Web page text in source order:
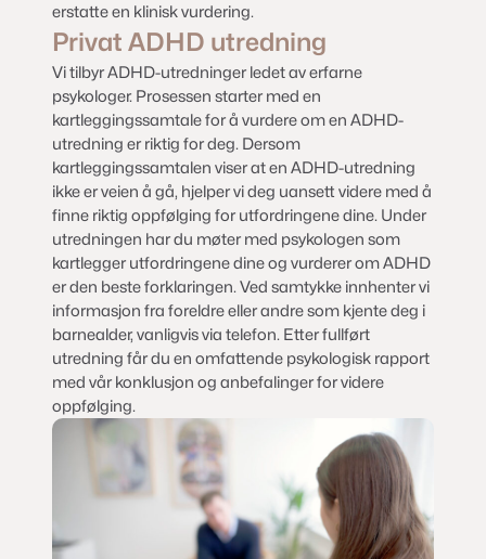
erstatte en klinisk vurdering.
Privat ADHD utredning
Vi tilbyr ADHD-utredninger ledet av erfarne
psykologer. Prosessen starter med en
kartleggingssamtale for å vurdere om en ADHD-
utredning er riktig for deg. Dersom
kartleggingssamtalen viser at en ADHD-utredning
ikke er veien å gå, hjelper vi deg uansett videre med å
finne riktig oppfølging for utfordringene dine. Under
utredningen har du møter med psykologen som
kartlegger utfordringene dine og vurderer om ADHD
er den beste forklaringen. Ved samtykke innhenter vi
informasjon fra foreldre eller andre som kjente deg i
barnealder, vanligvis via telefon. Etter fullført
utredning får du en omfattende psykologisk rapport
med vår konklusjon og anbefalinger for videre
oppfølging.